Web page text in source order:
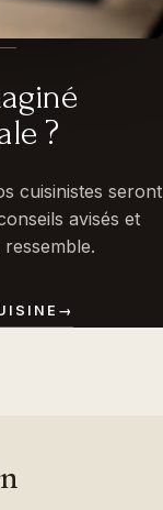
?
cuisinistes seront
avisés et
→